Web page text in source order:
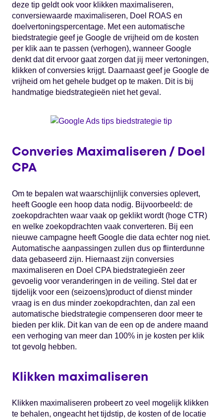
deze tip geldt ook voor klikken maximaliseren,
conversiewaarde maximaliseren, Doel ROAS en
doelvertoningspercentage. Met een automatische
biedstrategie geef je Google de vrijheid om de kosten
per klik aan te passen (verhogen), wanneer Google
denkt dat dit ervoor gaat zorgen dat jij meer vertoningen,
klikken of conversies krijgt. Daarnaast geef je Google de
vrijheid om het gehele budget op te maken. Dit is bij
handmatige biedstrategieën niet het geval.
Converies Maximaliseren / Doel
CPA
Om te bepalen wat waarschijnlijk conversies oplevert,
heeft Google een hoop data nodig. Bijvoorbeeld: de
zoekopdrachten waar vaak op geklikt wordt (hoge CTR)
en welke zoekopdrachten vaak converteren. Bij een
nieuwe campagne heeft Google die data echter nog niet.
Automatische aanpassingen zullen dus op flinterdunne
data gebaseerd zijn. Hiernaast zijn conversies
maximaliseren en Doel CPA biedstrategieën zeer
gevoelig voor veranderingen in de veiling. Stel dat er
tijdelijk voor een (seizoens)product of dienst minder
vraag is en dus minder zoekopdrachten, dan zal een
automatische biedstrategie compenseren door meer te
bieden per klik. Dit kan van de een op de andere maand
een verhoging van meer dan 100% in je kosten per klik
tot gevolg hebben.
Klikken maximaliseren
Klikken maximaliseren probeert zo veel mogelijk klikken
te behalen, ongeacht het tijdstip, de kosten of de locatie